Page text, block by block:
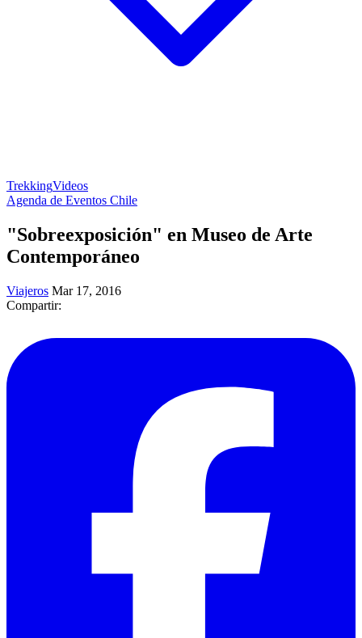
TrekkingVideos
Agenda de Eventos Chile
"Sobreexposición" en Museo de Arte
Contemporáneo
Viajeros Mar 17, 2016
Compartir: